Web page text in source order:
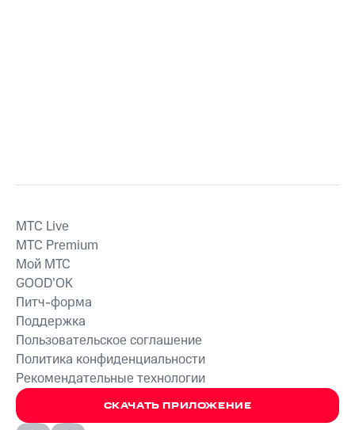
СКАЧАТЬ ПРИЛОЖЕНИЕ
MTС Live
MTС Premium
Мой МТС
GOOD’OK
Питч-форма
Поддержка
Пользовательское соглашение
Политика конфиденциальности
Рекомендательные технологии